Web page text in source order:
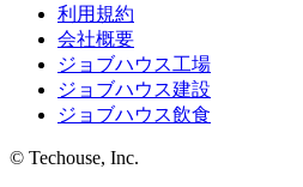
利用規約
会社概要
ジョブハウス工場
ジョブハウス建設
ジョブハウス飲食
© Techouse, Inc.